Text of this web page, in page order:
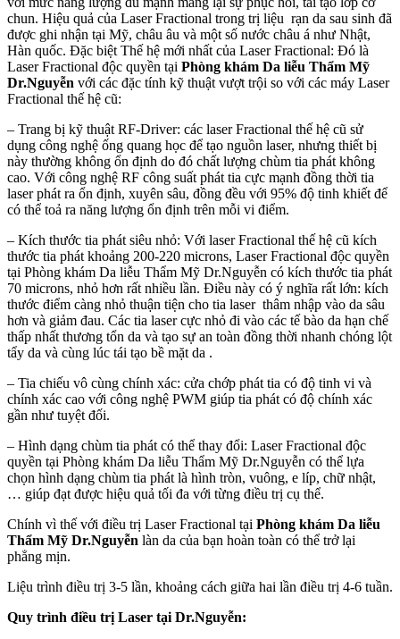
chun. Hiệu quả của Laser Fractional trong trị liệu rạn da sau sinh đã
được ghi nhận tại Mỹ, châu âu và một số nước châu á như Nhật,
Hàn quốc. Đặc biệt Thế hệ mới nhất của Laser Fractional: Đó là
Laser Fractional độc quyền tại Phòng khám Da liễu Thẩm Mỹ
Dr.Nguyễn với các đặc tính kỹ thuật vượt trội so với các máy Laser
Fractional thế hệ cũ:
– Trang bị kỹ thuật RF-Driver: các laser Fractional thế hệ cũ sử
dụng công nghệ ống quang học để tạo nguồn laser, nhưng thiết bị
này thường không ổn định do đó chất lượng chùm tia phát không
cao. Với công nghệ RF công suất phát tia cực mạnh đồng thời tia
laser phát ra ổn định, xuyên sâu, đồng đều với 95% độ tinh khiết để
có thể toả ra năng lượng ổn định trên mỗi vi điểm.
– Kích thước tia phát siêu nhỏ: Với laser Fractional thế hệ cũ kích
thước tia phát khoảng 200-220 microns, Laser Fractional độc quyền
tại Phòng khám Da liễu Thẩm Mỹ Dr.Nguyễn có kích thước tia phát
70 microns, nhỏ hơn rất nhiều lần. Điều này có ý nghĩa rất lớn: kích
thước điểm càng nhỏ thuận tiện cho tia laser thâm nhập vào da sâu
hơn và giảm đau. Các tia laser cực nhỏ đi vào các tế bào da hạn chế
thấp nhất thương tổn da và tạo sự an toàn đồng thời nhanh chóng lột
tẩy da và cùng lúc tái tạo bề mặt da .
– Tia chiếu vô cùng chính xác: cửa chớp phát tia có độ tinh vi và
chính xác cao với công nghệ PWM giúp tia phát có độ chính xác
gần như tuyệt đối.
– Hình dạng chùm tia phát có thể thay đổi: Laser Fractional độc
quyền tại Phòng khám Da liễu Thẩm Mỹ Dr.Nguyễn có thể lựa
chọn hình dạng chùm tia phát là hình tròn, vuông, e líp, chữ nhật,
… giúp đạt được hiệu quả tối đa với từng điều trị cụ thể.
Chính vì thế với điều trị Laser Fractional tại Phòng khám Da liễu
Thẩm Mỹ Dr.Nguyễn làn da của bạn hoàn toàn có thể trở lại
phẳng mịn.
Liệu trình điều trị 3-5 lần, khoảng cách giữa hai lần điều trị 4-6 tuần.
Quy trình điều trị Laser tại Dr.Nguyễn: